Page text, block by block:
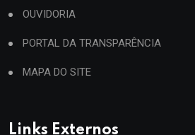
OUVIDORIA
PORTAL DA TRANSPARÊNCIA
MAPA DO SITE
Links Externos